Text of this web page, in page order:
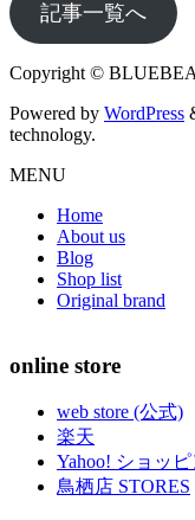
記事一覧へ
Copyright ©
Powered by WordPress
technology.
MENU
Home
About us
Blog
Shop list
Original brand
online store
web store (公式)
楽天
Yahoo! ショッ
鳥栖店 STORES